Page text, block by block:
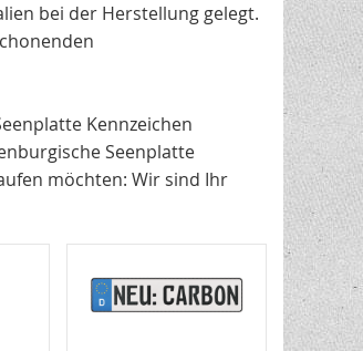
bei der Herstellung gelegt.
Kennzeichen
Seenplatte
möchten: Wir sind Ihr